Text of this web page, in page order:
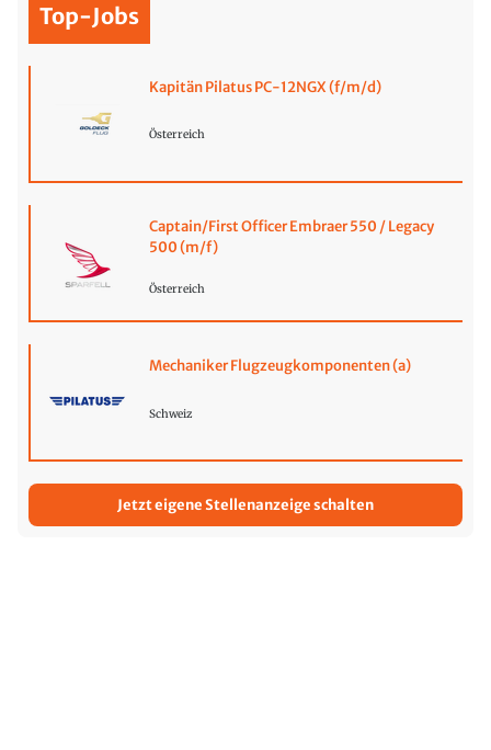
Top-Jobs
Kapitän Pilatus PC-12NGX (f/m/d)
Österreich
Captain/First Officer Embraer 550 / Legacy
500 (m/f)
Österreich
Mechaniker Flugzeugkomponenten (a)
Schweiz
Jetzt eigene Stellenanzeige schalten